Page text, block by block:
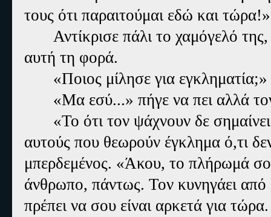
τους ότι παραιτούμαι εδώ και τώρα!»
Αντίκρισε πάλι το χαμόγελό
αυτή τη φορά.
«Ποιος μίλησε για
«Μα εσύ...» πήγε να πει αλλά
«Το ότι τον ψάχνουν δε
αυτούς που θεωρούν έγκλημα ό,τι
μπερδεμένος. «Άκου, το πλήρωμά
άνθρωπο, πάντως. Τον κυνηγάει
πρέπει να σου είναι αρκετά για